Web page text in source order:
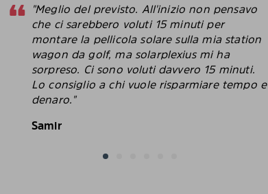
"Meglio del previsto. All'inizio non pensavo
che ci sarebbero voluti 15 minuti per
montare la pellicola solare sulla mia station
wagon da golf, ma solarplexius mi ha
sorpreso. Ci sono voluti davvero 15 minuti.
Lo consiglio a chi vuole risparmiare tempo e
denaro."
Samir